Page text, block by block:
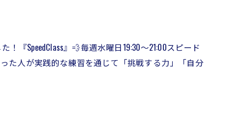
！『SpeedClass』💨毎週水曜日19:30〜21:00スピード
た人が実践的な練習を通じて「挑戦する力」「自分